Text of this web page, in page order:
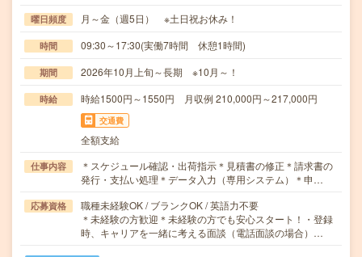
曜日頻度 月～金（週5日） ※土日祝お休み！
時間 09:30～17:30(実働7時間 休憩1時間)
期間 2026年10月上旬～長期 ※10月～！
時給 時給1500円～1550円 月収例 210,000円～217,000円
交通費
全額支給
仕事内容
＊スケジュール確認・出荷指示＊見積書の修正＊請求書の
発行・支払い処理＊データ入力（専用システム）＊申…
応募資格
職種未経験OK / ブランクOK / 英語力不要
＊未経験の方歓迎＊未経験の方でも安心スタート！・登録
時、キャリアを一緒に考える面談（電話面談の場合）…